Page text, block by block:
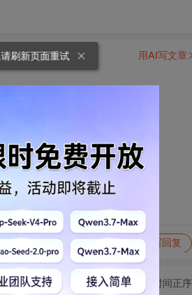
可恶！！！！！
写回复
用AI写文章
切换为时间正序
刷新页面重试